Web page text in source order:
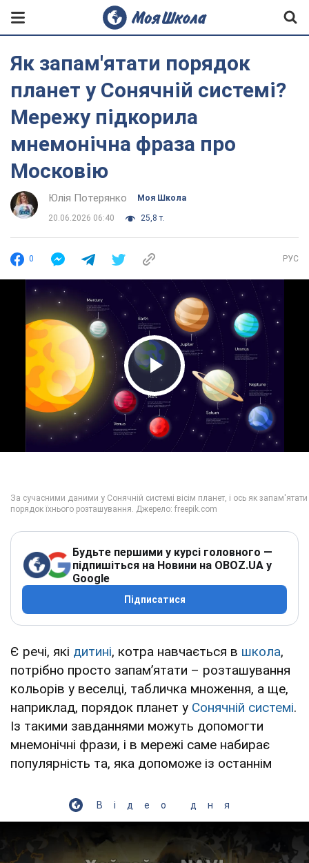
Як запам'ятати порядок
планет у Сонячній системі?
Мережу підкорила
мнемонічна фраза про
Московію
Юлія Потерянко Моя Школа
20.06.2026 06:40 25,8 т.
0 РУС
Play Video
Будьте першими у курсі головного —
підпишіться на Новини на OBOZ.UA у
Google
Підписатися
Є речі, які дитині, котра навчається в школа,
потрібно просто запам’ятати – розташування
кольорів у веселці, табличка множення, а ще,
наприклад, порядок планет у Сонячній системі.
Із такими завданнями можуть допомогти
мнемонічні фрази, і в мережі саме набирає
популярність та, яка допоможе із останнім
Відео дня